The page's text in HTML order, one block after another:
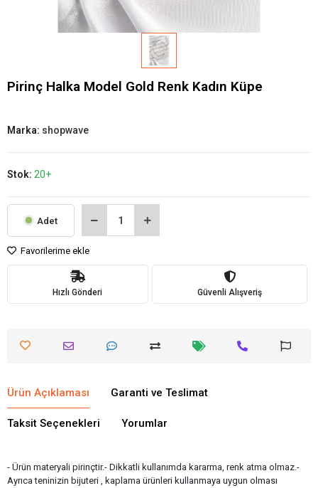
Pirinç Halka Model Gold Renk Kadın Küpe
Marka: shopwave
Stok: 20+
Adet
Favorilerime ekle
Hızlı Gönderi Güvenli Alışveriş
Ürün Açıklaması Garanti ve Teslimat
Taksit Seçenekleri Yorumlar
- Ürün materyali pirinçtir.- Dikkatli kullanımda kararma, renk atma olmaz.-
Ayrıca teninizin bijuteri , kaplama ürünleri kullanmaya uygun olması